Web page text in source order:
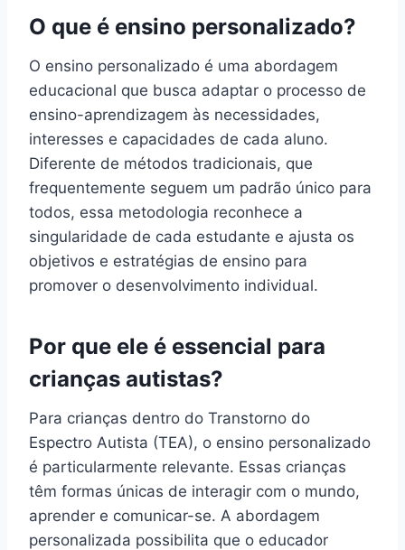
O que é ensino personalizado?
O ensino personalizado é uma abordagem
educacional que busca adaptar o processo de
ensino-aprendizagem às necessidades,
interesses e capacidades de cada aluno.
Diferente de métodos tradicionais, que
frequentemente seguem um padrão único para
todos, essa metodologia reconhece a
singularidade de cada estudante e ajusta os
objetivos e estratégias de ensino para
promover o desenvolvimento individual.
Por que ele é essencial para
crianças autistas?
Para crianças dentro do Transtorno do
Espectro Autista (TEA), o ensino personalizado
é particularmente relevante. Essas crianças
têm formas únicas de interagir com o mundo,
aprender e comunicar-se. A abordagem
personalizada possibilita que o educador